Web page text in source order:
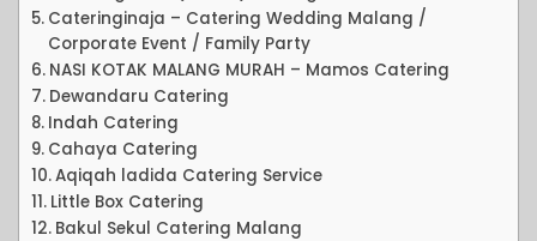
Cateringinaja – Catering Wedding Malang /
Corporate Event / Family Party
NASI KOTAK MALANG MURAH – Mamos Catering
Dewandaru Catering
Indah Catering
Cahaya Catering
Aqiqah ladida Catering Service
Little Box Catering
Bakul Sekul Catering Malang